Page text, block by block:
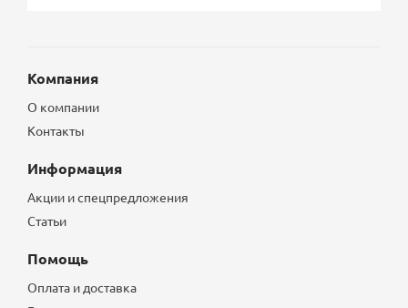
Компания
О компании
Контакты
Информация
Акции и спецпредложения
Статьи
Помощь
Оплата и доставка